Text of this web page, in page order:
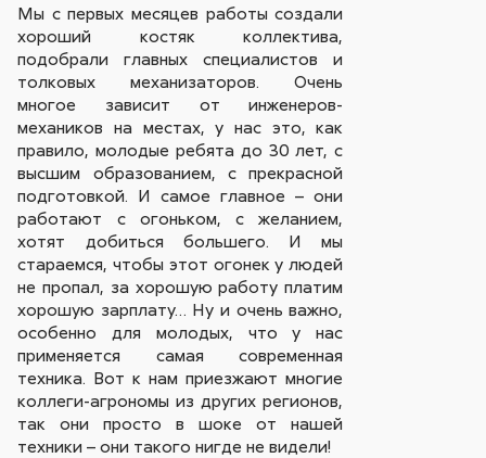
Мы с первых месяцев работы создали
хороший костяк коллектива,
подобрали главных специалистов и
толковых механизаторов. Очень
многое зависит от инженеров-
механиков на местах, у нас это, как
правило, молодые ребята до 30 лет, с
высшим образованием, с прекрасной
подготовкой. И самое главное – они
работают с огоньком, с желанием,
хотят добиться большего. И мы
стараемся, чтобы этот огонек у людей
не пропал, за хорошую работу платим
хорошую зарплату… Ну и очень важно,
особенно для молодых, что у нас
применяется самая современная
техника. Вот к нам приезжают многие
коллеги-агрономы из других регионов,
так они просто в шоке от нашей
техники – они такого нигде не видели!